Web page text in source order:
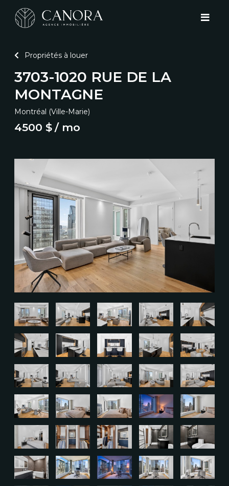
Propriétés à louer
3703-1020 RUE DE LA
MONTAGNE
Montréal (Ville-Marie)
4500 $/ mo